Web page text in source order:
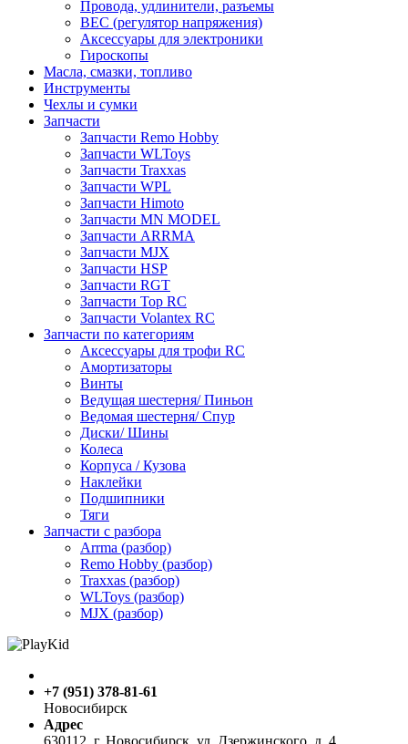
Провода, удлинители, разъемы
BEC (регулятор напряжения)
Аксессуары для электроники
Гироскопы
Масла, смазки, топливо
Инструменты
Чехлы и сумки
Запчасти
Запчасти Remo Hobby
Запчасти WLToys
Запчасти Traxxas
Запчасти WPL
Запчасти Himoto
Запчасти MN MODEL
Запчасти ARRMA
Запчасти MJX
Запчасти HSP
Запчасти RGT
Запчасти Top RC
Запчасти Volantex RC
Запчасти по категориям
Аксессуары для трофи RC
Амортизаторы
Винты
Ведущая шестерня/ Пиньон
Ведомая шестерня/ Спур
Диски/ Шины
Колеса
Корпуса / Кузова
Наклейки
Подшипники
Тяги
Запчасти с разбора
Arrma (разбор)
Remo Hobby (разбор)
Traxxas (разбор)
WLToys (разбор)
MJX (разбор)
+7 (951) 378-81-61
Новосибирск
Адрес
630112, г. Новосибирск, ул. Дзержинского, д. 4